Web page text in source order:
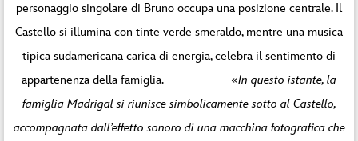
personaggio singolare di Bruno occupa una posizione centrale. Il
Castello si illumina con tinte verde smeraldo, mentre una musica
tipica sudamericana carica di energia, celebra il sentimento di
appartenenza della famiglia. «In questo istante, la
famiglia Madrigal si riunisce simbolicamente sotto al Castello,
accompagnata dall’effetto sonoro di una macchina fotografica che